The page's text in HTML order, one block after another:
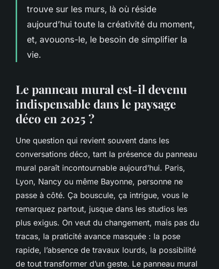
trouve sur les murs, là où réside
aujourd’hui toute la créativité du moment,
et, avouons-le, le besoin de simplifier la
vie.
Le panneau mural est-il devenu
indispensable dans le paysage
déco en 2025 ?
Une question qui revient souvent dans les
conversations déco, tant la présence du panneau
mural paraît incontournable aujourd’hui. Paris,
Lyon, Nancy ou même Bayonne, personne ne
passe à côté. Ça bouscule, ça intrigue, vous le
remarquez partout, jusque dans les studios les
plus exigus. On veut du changement, mais pas du
tracas, la praticité avance masquée : la pose
rapide, l’absence de travaux lourds, la possibilité
de tout transformer d’un geste. Le panneau mural